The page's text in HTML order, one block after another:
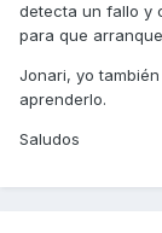
detecta un fallo y
para que
Jonari, yo
aprenderlo.
Saludos